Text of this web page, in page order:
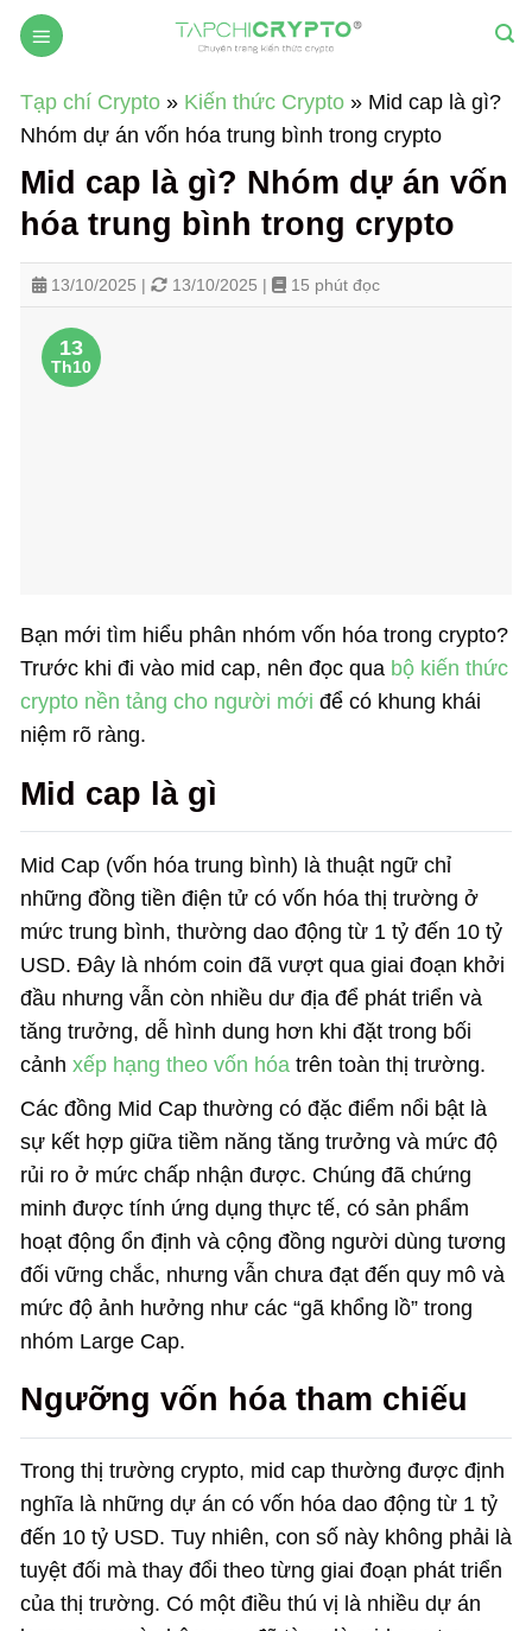
Skip
Tạp chí Crypto » Kiến thức Crypto » Mid cap là gì?
Nhóm dự án vốn hóa trung bình trong crypto
Mid cap là gì? Nhóm dự án vốn
hóa trung bình trong crypto
13/10/2025 | 13/10/2025 | 15 phút đọc
13
Th10
Bạn mới tìm hiểu phân nhóm vốn hóa trong crypto?
Trước khi đi vào mid cap, nên đọc qua bộ kiến thức
crypto nền tảng cho người mới để có khung khái
niệm rõ ràng.
Mid cap là gì
Mid Cap (vốn hóa trung bình) là thuật ngữ chỉ
những đồng tiền điện tử có vốn hóa thị trường ở
mức trung bình, thường dao động từ 1 tỷ đến 10 tỷ
USD. Đây là nhóm coin đã vượt qua giai đoạn khởi
đầu nhưng vẫn còn nhiều dư địa để phát triển và
tăng trưởng, dễ hình dung hơn khi đặt trong bối
cảnh xếp hạng theo vốn hóa trên toàn thị trường.
Các đồng Mid Cap thường có đặc điểm nổi bật là
sự kết hợp giữa tiềm năng tăng trưởng và mức độ
rủi ro ở mức chấp nhận được. Chúng đã chứng
minh được tính ứng dụng thực tế, có sản phẩm
hoạt động ổn định và cộng đồng người dùng tương
đối vững chắc, nhưng vẫn chưa đạt đến quy mô và
mức độ ảnh hưởng như các “gã khổng lồ” trong
nhóm Large Cap.
Ngưỡng vốn hóa tham chiếu
Trong thị trường crypto, mid cap thường được định
nghĩa là những dự án có vốn hóa dao động từ 1 tỷ
đến 10 tỷ USD. Tuy nhiên, con số này không phải là
tuyệt đối mà thay đổi theo từng giai đoạn phát triển
của thị trường. Có một điều thú vị là nhiều dự án